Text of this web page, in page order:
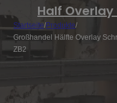
Half
Startseite/Produkte/
Großhandel Hälfte Overlay
ZB2